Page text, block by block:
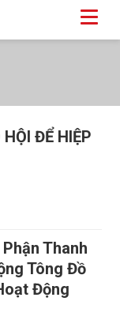
ĐỂ HIỆP
Thanh
Tông Đồ
Động